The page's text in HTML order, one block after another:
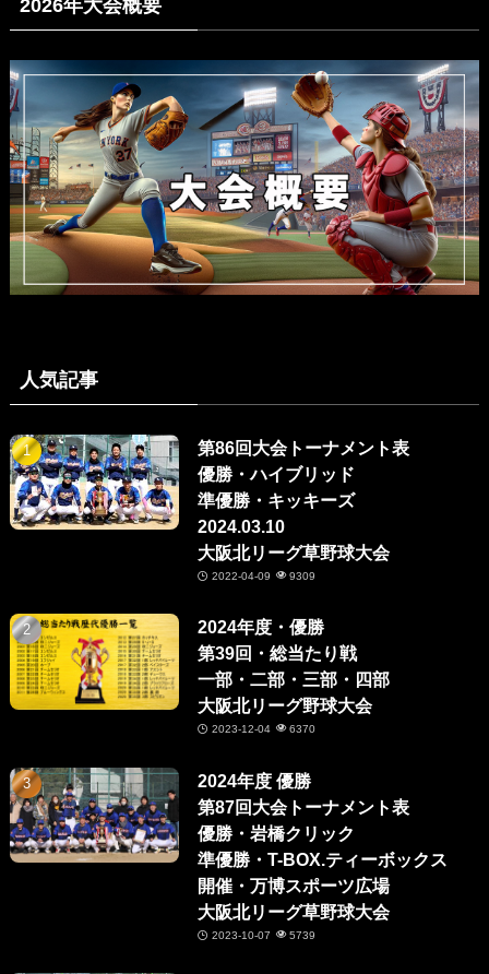
2026年大会概要
人気記事
第86回大会トーナメント表
優勝・ハイブリッド
準優勝・キッキーズ
2024.03.10
大阪北リーグ草野球大会
2022-04-09 9309
2024年度・優勝
第39回・総当たり戦
一部・二部・三部・四部
大阪北リーグ野球大会
2023-12-04 6370
2024年度 優勝
第87回大会トーナメント表
優勝・岩橋クリック
準優勝・T-BOX.ティーボックス
開催・万博スポーツ広場
大阪北リーグ草野球大会
2023-10-07 5739